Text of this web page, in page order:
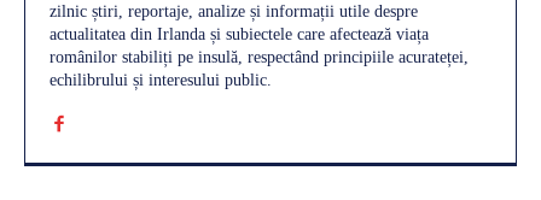
zilnic știri, reportaje, analize și informații utile despre
actualitatea din Irlanda și subiectele care afectează viața
românilor stabiliți pe insulă, respectând principiile acurateței,
echilibrului și interesului public.